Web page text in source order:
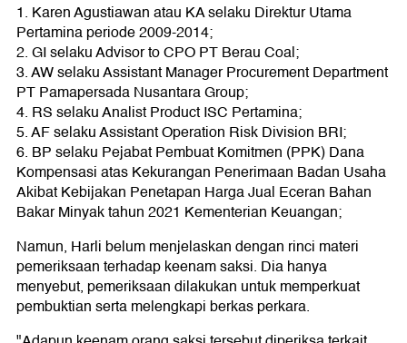
1. Karen Agustiawan atau KA selaku Direktur Utama
Pertamina periode 2009-2014;
2. GI selaku Advisor to CPO PT Berau Coal;
3. AW selaku Assistant Manager Procurement Department
PT Pamapersada Nusantara Group;
4. RS selaku Analist Product ISC Pertamina;
5. AF selaku Assistant Operation Risk Division BRI;
6. BP selaku Pejabat Pembuat Komitmen (PPK) Dana
Kompensasi atas Kekurangan Penerimaan Badan Usaha
Akibat Kebijakan Penetapan Harga Jual Eceran Bahan
Bakar Minyak tahun 2021 Kementerian Keuangan;
Namun, Harli belum menjelaskan dengan rinci materi
pemeriksaan terhadap keenam saksi. Dia hanya
menyebut, pemeriksaan dilakukan untuk memperkuat
pembuktian serta melengkapi berkas perkara.